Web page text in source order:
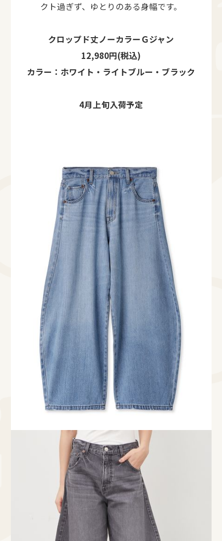
クト過ぎず、ゆとりのある身幅です。
クロップド丈ノーカラーＧジャン
12,980円(税込)
カラー：ホワイト・ライトブルー・ブラック
4月上旬入荷予定